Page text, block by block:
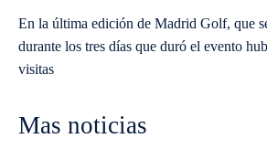
En la última edición de Madrid Golf, que
durante los tres días que duró el evento
visitas
Mas noticias